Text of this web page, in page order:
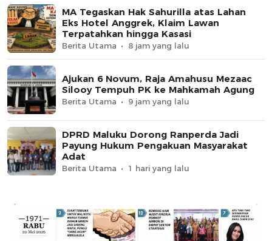
MA Tegaskan Hak Sahurilla atas Lahan
Eks Hotel Anggrek, Klaim Lawan
Terpatahkan hingga Kasasi
Berita Utama 8 jam yang lalu
Ajukan 6 Novum, Raja Amahusu Mezaac
Silooy Tempuh PK ke Mahkamah Agung
Berita Utama 9 jam yang lalu
DPRD Maluku Dorong Ranperda Jadi
Payung Hukum Pengakuan Masyarakat
Adat
Berita Utama 1 hari yang lalu